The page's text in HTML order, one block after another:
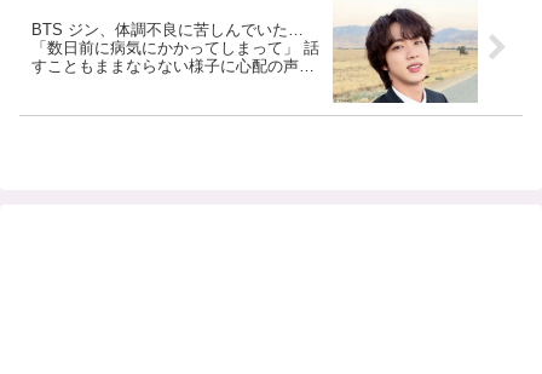
BTS ジン、体調不良に苦しんでいた…
「数日前に病気にかかってしまって」 話
すこともままならない様子に心配の声
い人なんだろう」